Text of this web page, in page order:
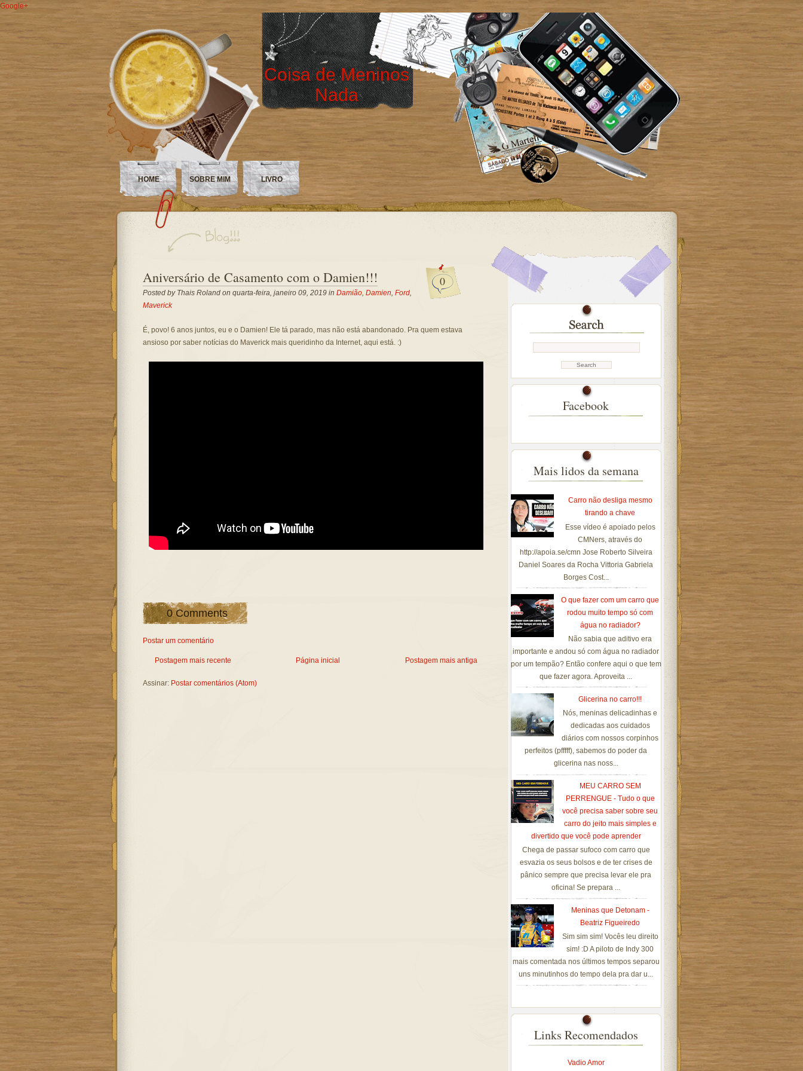
Google+
Coisa de Meninos
Nada
HOME SOBRE MIM LIVRO
0
Aniversário de Casamento com o Damien!!!
Posted by Thais Rolandon quarta-feira, janeiro 09, 2019 in Damião, Damien, Ford,
Maverick
É, povo! 6 anos juntos, eu e o Damien! Ele tá parado, mas não está abandonado. Pra quem estava
ansioso por saber notícias do Maverick mais queridinho da Internet, aqui está. :)
0 Comments
Postar um comentário
Postagem mais recente Postagem mais antiga
Página inicial
Assinar: Postar comentários (Atom)
Facebook
Mais lidos da semana
Carro não desliga mesmo
tirando a chave
Esse vídeo é apoiado pelos
CMNers, através do
http://apoia.se/cmn Jose Roberto Silveira
Daniel Soares da Rocha Vittoria Gabriela
Borges Cost...
O que fazer com um carro que
rodou muito tempo só com
água no radiador?
Não sabia que aditivo era
importante e andou só com água no radiador
por um tempão? Então confere aqui o que tem
que fazer agora. Aproveita ...
Glicerina no carro!!!
Nós, meninas delicadinhas e
dedicadas aos cuidados
diários com nossos corpinhos
perfeitos (pfffff), sabemos do poder da
glicerina nas noss...
MEU CARRO SEM
PERRENGUE - Tudo o que
você precisa saber sobre seu
carro do jeito mais simples e
divertido que você pode aprender
Chega de passar sufoco com carro que
esvazia os seus bolsos e de ter crises de
pânico sempre que precisa levar ele pra
oficina! Se prepara ...
Meninas que Detonam -
Beatriz Figueiredo
Sim sim sim! Vocês leu direito
sim! :D A piloto de Indy 300
mais comentada nos últimos tempos separou
uns minutinhos do tempo dela pra dar u...
Links Recomendados
Vadio Amor